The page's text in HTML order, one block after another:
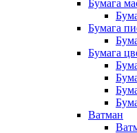
Бумага
Бумага
Бумага
Ватман